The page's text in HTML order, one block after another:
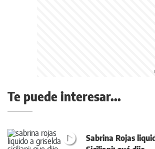
Te puede interesar...
Sabrina Rojas